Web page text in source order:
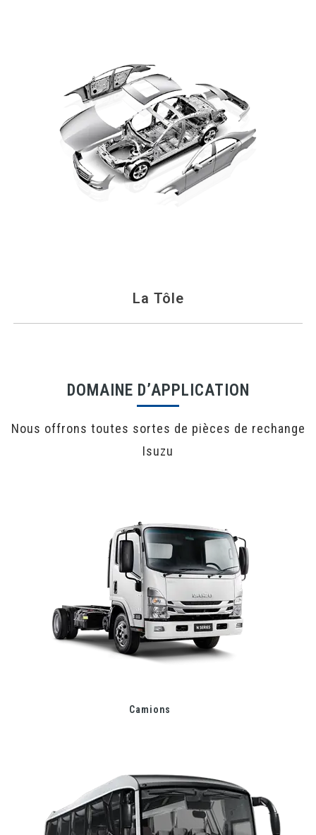
La Tôle
DOMAINE D’APPLICATION
Nous offrons toutes sortes de pièces de rechange
Isuzu
Camions